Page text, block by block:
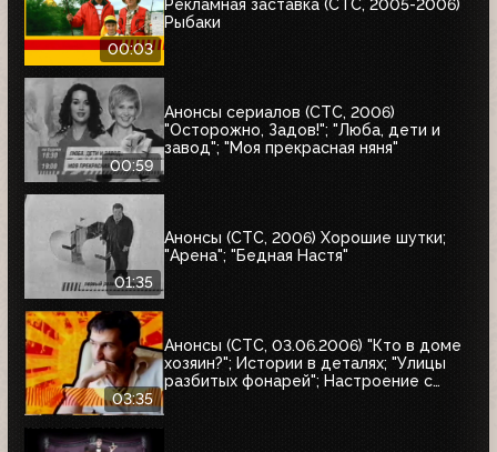
00:03
Рекламная заставка (СТС, 2005-2006)
Рыбаки
00:59
Анонсы сериалов (СТС, 2006)
"Осторожно, Задов!"; "Люба, дети и
завод"; "Моя прекрасная няня"
01:35
Анонсы (СТС, 2006) Хорошие шутки;
"Арена"; "Бедная Настя"
03:35
Анонсы (СТС, 03.06.2006) "Кто в доме
хозяин?"; Истории в деталях; "Улицы
разбитых фонарей"; Настроение с